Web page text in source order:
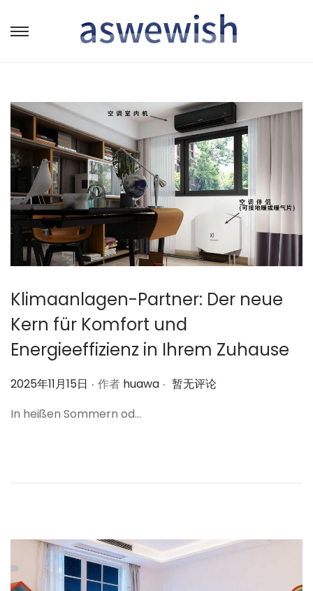
转
航
跳
容
Klimaanlagen-Partner: Der neue
Kern für Komfort und
Energieeffizienz in Ihrem Zuhause
作
2025年11月15日 . 作者 huawa . 暂无评论
In heißen Sommern od…